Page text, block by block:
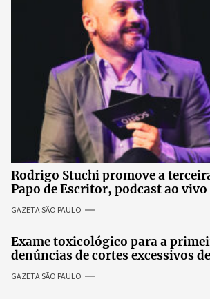
Rodrigo Stuchi promove a
Papo de Escritor, podcast ao vivo
especialistas para discutir saúde
prosperidade.
GAZETA SÃO PAULO
Exame toxicológico para a
denúncias de cortes excessivos
revolta entre candidatas
GAZETA SÃO PAULO